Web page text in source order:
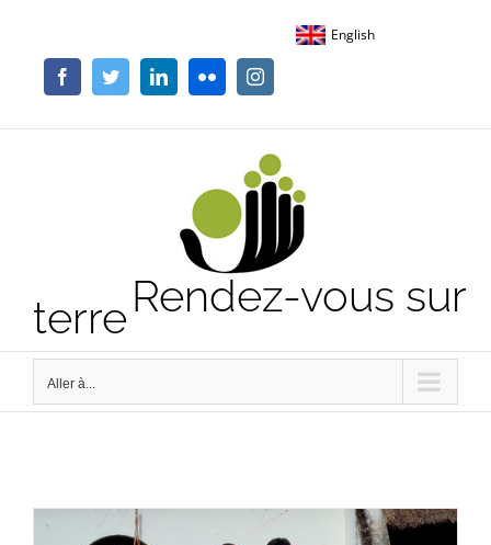
contenu
English
FacebookTwitterLinkedInFlickr Instagram
Rendez-vous sur
terre
Aller à...